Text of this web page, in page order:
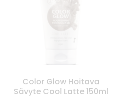
Color Glow Hoitava
Sävyte Cool Latte 150ml